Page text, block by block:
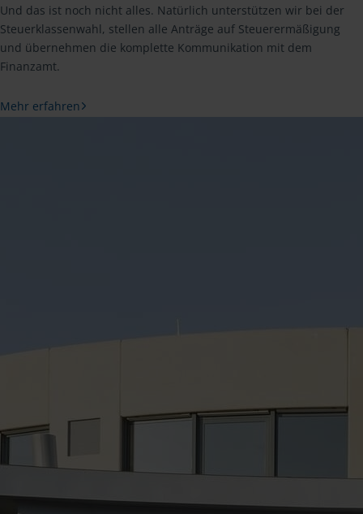
Und das ist noch nicht alles. Natürlich unterstützen wir bei der
Steuerklassenwahl, stellen alle Anträge auf Steuerermäßigung
und übernehmen die komplette Kommunikation mit dem
Finanzamt.
Mehr erfahren